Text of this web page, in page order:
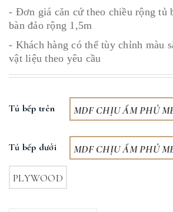
- Đơn giá căn cứ theo chiều rộng tủ
bàn đảo rộng 1,5m
- Khách hàng có thể tùy chỉnh màu
vật liệu theo yêu cầu
Tủ bếp trên MDF CHỊU ẨM PHỦ
Tủ bếp dưới MDF CHỊU ẨM PHỦ
PLYWOOD